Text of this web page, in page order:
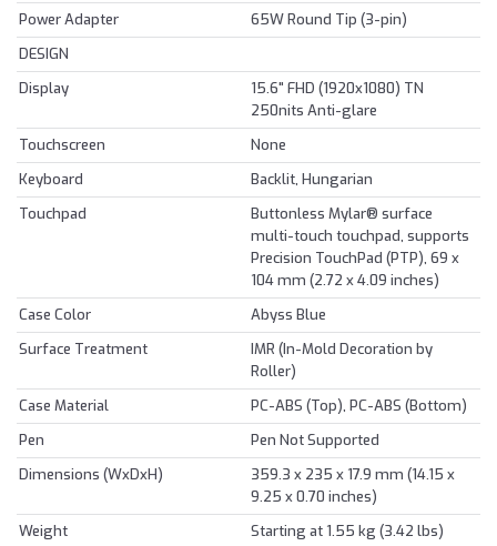
Power Adapter
65W Round Tip (3-pin)
DESIGN
Display
15.6" FHD (1920x1080) TN
250nits Anti-glare
Touchscreen
None
Keyboard
Backlit, Hungarian
Touchpad
Buttonless Mylar® surface
multi-touch touchpad, supports
Precision TouchPad (PTP), 69 x
104 mm (2.72 x 4.09 inches)
Case Color
Abyss Blue
Surface Treatment
IMR (In-Mold Decoration by
Roller)
Case Material
PC-ABS (Top), PC-ABS (Bottom)
Pen
Pen Not Supported
Dimensions (WxDxH)
359.3 x 235 x 17.9 mm (14.15 x
9.25 x 0.70 inches)
Weight
Starting at 1.55 kg (3.42 lbs)